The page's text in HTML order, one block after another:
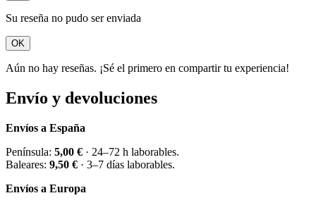
Su reseña no pudo ser enviada
OK
Aún no hay reseñas. ¡Sé el primero en compartir tu experiencia!
Envío y devoluciones
Envíos a España
Península: 5,00 € · 24–72 h laborables.
Baleares: 9,50 € · 3–7 días laborables.
Envíos a Europa